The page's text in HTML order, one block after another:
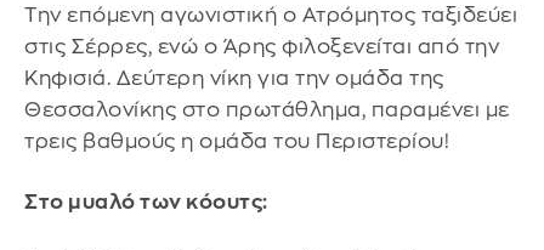
Την επόμενη αγωνιστική ο Ατρόμητος ταξιδεύει
στις Σέρρες, ενώ ο Άρης φιλοξενείται από την
Κηφισιά. Δεύτερη νίκη για την ομάδα της
Θεσσαλονίκης στο πρωτάθλημα, παραμένει με
τρεις βαθμούς η ομάδα του Περιστερίου!
Στο μυαλό των κόουτς: